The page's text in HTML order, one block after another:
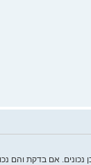
אם בדקת